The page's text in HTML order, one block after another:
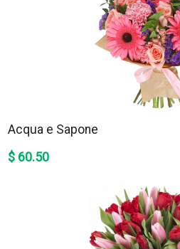
Acqua e Sapone
$ 60.50